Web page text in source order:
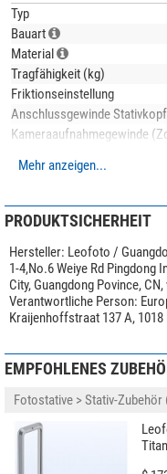
DerKugelkopf LH-30 hat
durch den großen
einer Toleranz von 0,01
auch hohe Massen leicht
selbst wiegt nur 310 Gramm.
Der Basisdurchmesser des
Fotogewinde.
100% Carbon
Typ
Bauart
Material
Tragfähigkeit (kg)
Friktionseinstellung
Anschlussgewinde
Kameraaufnahmegewinde
Schwenkbereich (°)
Min. Stativhöhe (cm)
Stativbeinauszug (-fach)
Stativbeinauszugsverstellung
Stativfuß
Anwendungsgebiete
Besonderheiten
Mittelsäule
Stativkopf im Lieferumfang
Ablageplatte
Mehr anzeigen...
PRODUKTSICHERHEIT
Hersteller: Leofoto /
1-4,No.6 Weiye Rd Pingdong
City, Guangdong Povince,
Verantwortliche Person:
Kraijenhoffstraat 137 A, 1018
EMPFOHLENES
Fotostative > Stativ-Zubehör